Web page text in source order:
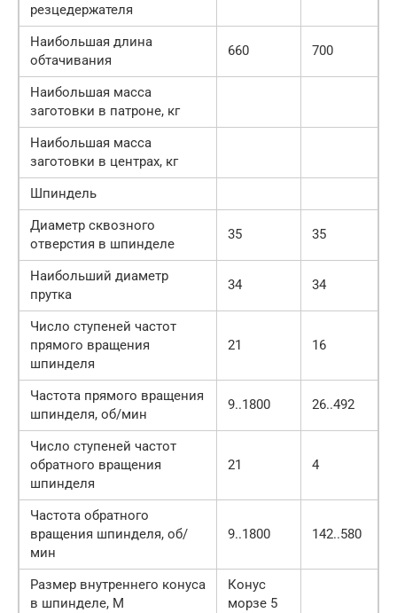
резцедержателя
Наибольшая длина
обтачивания
660 700
Наибольшая масса
заготовки в патроне, кг
Наибольшая масса
заготовки в центрах, кг
Шпиндель
Диаметр сквозного
отверстия в шпинделе
35 35
Наибольший диаметр
прутка
34 34
Число ступеней частот
прямого вращения
шпинделя
21 16
Частота прямого вращения
шпинделя, об/мин
9..1800 26..492
Число ступеней частот
обратного вращения
шпинделя
21 4
Частота обратного
вращения шпинделя, об/
мин
9..1800 142..580
Размер внутреннего конуса
в шпинделе, М
Конус
морзе 5